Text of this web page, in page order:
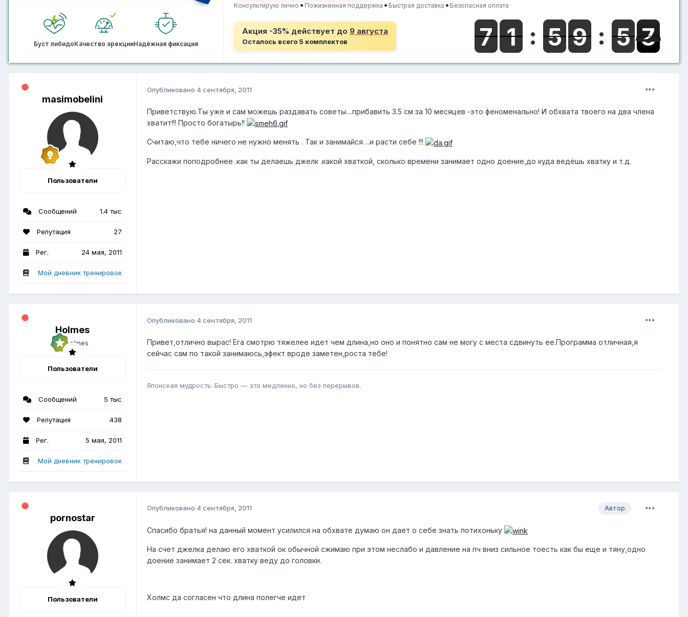
Буст либидоКачество эрекцииНадёжная фиксация
Консультирую лично • Пожизненная поддержка • Быстрая доставка • Безопасная оплата
Акция -35% действует до 9 августа
Осталось всего 5 комплектов
masimobelini
Пользователи
Сообщений 1.4 тыс
Репутация 27
Рег. 24 мая, 2011
Мой дневник тренировок
Опубликовано 4 сентября, 2011
Приветствую.Ты уже и сам можешь раздавать советы....прибавить 3.5 см за 10 месяцев -это феноменально! И обхвата твоего на два члена
хватит!!! Просто богатырь!!
Считаю,что тебе ничего не нужно менять . Так и занимайся ...и расти себе !!!
Расскажи поподробнее .как ты делаешь джелк .какой хваткой, сколько времени занимает одно доение,до куда ведёшь хватку и т.д.
Holmes
Пользователи
Сообщений 5 тыс
Репутация 438
Рег. 5 мая, 2011
Мой дневник тренировок
Опубликовано 4 сентября, 2011
Привет,отлично вырас! Ега смотрю тяжелее идет чем длина,но оно и понятно сам не могу с места сдвинуть ее.Программа отличная,я
сейчас сам по такой занимаюсь,эфект вроде заметен,роста тебе!
Японская мудрость: Быстро — это медленно, но без перерывов.
pornostar
Пользователи
Автор
Опубликовано 4 сентября, 2011
Спасибо братья! на данный момент усилился на обхвате думаю он дает о себе знать потихоньку
На счет джелка делаю его хваткой ок обычной сжимаю при этом неслабо и давление на пч вниз сильное тоесть как бы еще и тяну,одно
доение занимает 2 сек. хватку веду до головки.
Холмс да согласен что длина полегче идет